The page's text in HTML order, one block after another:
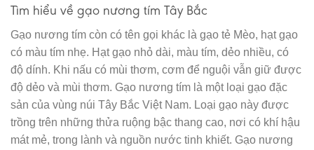
Tìm hiểu về gạo nương tím Tây Bắc
Gạo nương tím còn có tên gọi khác là gạo tẻ Mèo, hạt gạo
có màu tím nhẹ. Hạt gạo nhỏ dài, màu tím, dẻo nhiều, có
độ dính. Khi nấu có mùi thơm, cơm để nguội vẫn giữ được
độ dẻo và mùi thơm. Gạo nương tím là một loại gạo đặc
sản của vùng núi Tây Bắc Việt Nam. Loại gạo này được
trồng trên những thửa ruộng bậc thang cao, nơi có khí hậu
mát mẻ, trong lành và nguồn nước tinh khiết. Gạo nương